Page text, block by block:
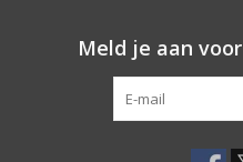
Meld je aan